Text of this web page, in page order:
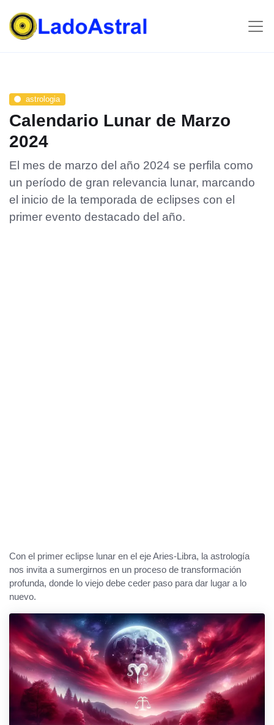
astrologia
Calendario Lunar de Marzo
2024
El mes de marzo del año 2024 se perfila como
un período de gran relevancia lunar, marcando
el inicio de la temporada de eclipses con el
primer evento destacado del año.
Con el primer eclipse lunar en el eje Aries-Libra, la astrología
nos invita a sumergirnos en un proceso de transformación
profunda, donde lo viejo debe ceder paso para dar lugar a lo
nuevo.